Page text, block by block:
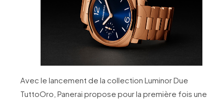
Avec le lancement de la collection Luminor Due
TuttoOro, Panerai propose pour la première fois une